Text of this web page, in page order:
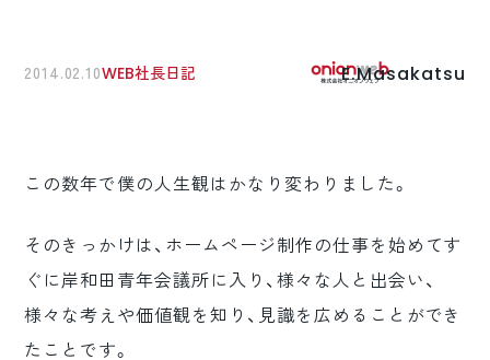
ロゴマーク制作
ブランディング
2014.02.10WEB社長日記 E.Masakatsu
この数年で僕の人生観はかなり変わりました。
そのきっかけは、ホームページ制作の仕事を始めてす
ぐに岸和田青年会議所に入り、様々な人と出会い、
様々な考えや価値観を知り、見識を広めることができ
たことです。